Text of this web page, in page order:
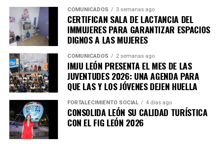
“Lo que nos une son esas ganas de formalizar la
construcción, sabemos que la construcción tiene
muchas aristas y aquí lo que buscamos es
formalizar, compartir las mejores prácticas que
tenemos en las empresas”, explicó.
El encuentro cobra relevancia este año, ya que el
Gobierno Municipal contempla 568 obras y acciones,
con una inversión superior a los 4 mil 174 millones de
pesos, lo que genera un entorno favorable para el
desarrollo de la industria de la construcción y de las
cadenas productivas relacionadas.
COMUNICADOS 3 semanas ago
CERTIFICAN SALA DE LACTANCIA DEL
IMMUJERES PARA GARANTIZAR ESPACIOS
DIGNOS A LAS MUJERES
COMUNICADOS 2 semanas ago
IMJU LEÓN PRESENTA EL MES DE LAS
JUVENTUDES 2026: UNA AGENDA PARA
QUE LAS Y LOS JÓVENES DEJEN HUELLA
FORTALECIMIENTO SOCIAL 4 días ago
CONSOLIDA LEÓN SU CALIDAD TURÍSTICA
CON EL FIG LEÓN 2026